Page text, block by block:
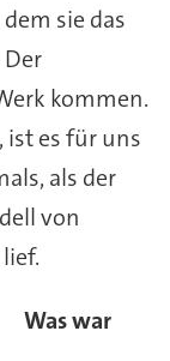
sie das
kommen.
ist es für uns
als der
von
Was war